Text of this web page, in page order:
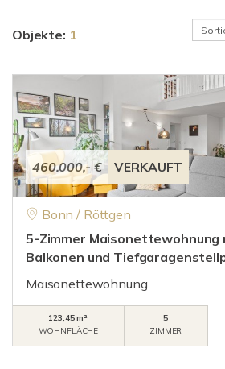
Objekte: 1
460.000,- € VERKAUFT
Bonn / Röttgen
5-Zimmer Maisonettewohnung
Balkonen und
Maisonettewohnung
123,45 m²
WOHNFLÄCHE
5
ZIMMER